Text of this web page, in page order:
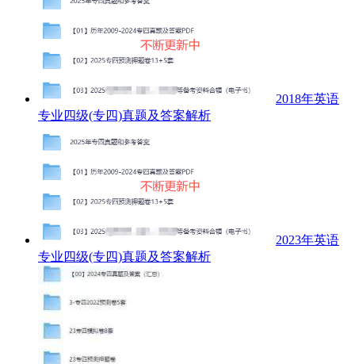
2018年英语
专业四级(专四)真题及答案解析
2023年英语
专业四级(专四)真题及答案解析